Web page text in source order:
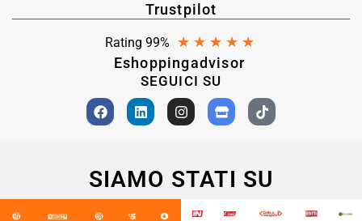
Trustpilot
Rating 99% ★ ★ ★ ★ ★
Eshoppingadvisor
SEGUICI SU
SIAMO STATI SU